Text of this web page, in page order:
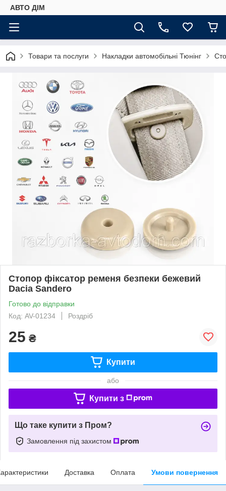
АВТО ДIМ
Товари та послуги Накладки автомобільні Тюнінг
Стопор фіксатор ременя безпеки бежевий
Dacia Sandero
Готово до відправки
Код: AV-01234
Роздріб
25 ₴
Купити
або
Купити з
Що таке купити з Пром?
Замовлення під захистом
Доставка Оплата Умови повернення